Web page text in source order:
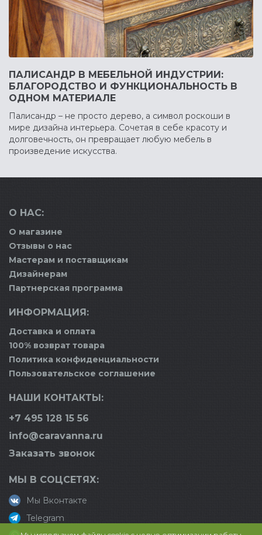
ПАЛИСАНДР В МЕБЕЛЬНОЙ ИНДУСТРИИ:
БЛАГОРОДСТВО И ФУНКЦИОНАЛЬНОСТЬ В
ОДНОМ МАТЕРИАЛЕ
Палисандр – не просто дерево, а символ роскоши в
мире дизайна интерьера. Сочетая в себе красоту и
долговечность, он превращает любую мебель в
произведение искусства.
О НАС:
О магазине
Отзывы о нас
Мастерам и поставщикам
Дизайнерам
Партнерская программа
ИНФОРМАЦИЯ:
Доставка и оплата
100% возврат товара
Политика конфиденциальности
Пользовательское соглашение
НАШИ КОНТАКТЫ:
+7 495 128 15 56
info@caravanna.ru
Заказать звонок
МЫ В СОЦСЕТЯХ:
Мы Вконтакте
Telegram